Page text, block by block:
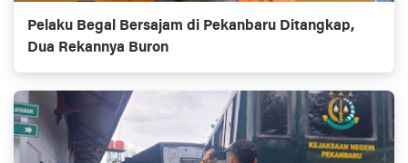
Pelaku Begal Bersajam di Pekanbaru Ditangkap,
Dua Rekannya Buron